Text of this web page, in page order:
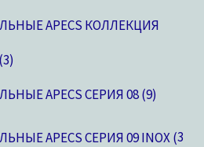
APECS КОЛЛЕКЦИЯ
3
APECS СЕРИЯ 08 9
APECS СЕРИЯ 09 INOX 3